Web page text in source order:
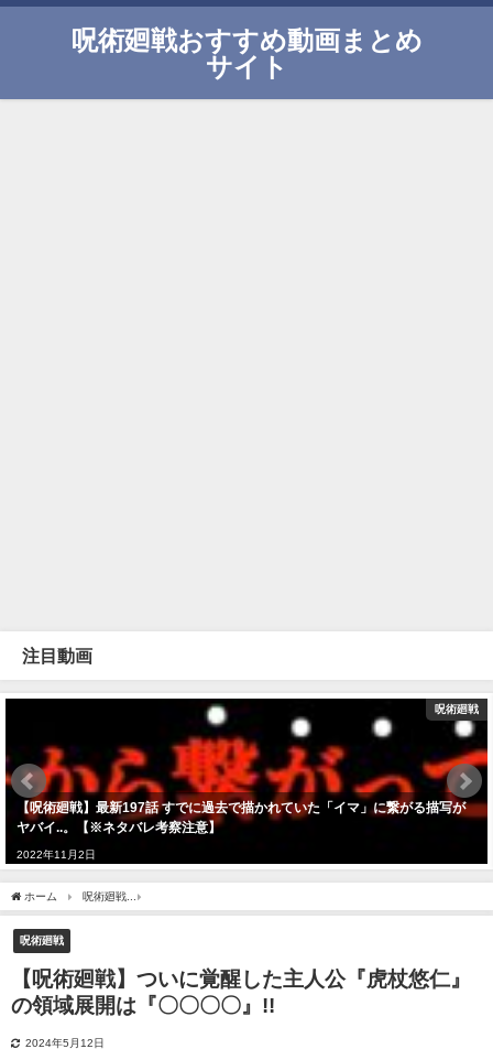
呪術廻戦おすすめ動画まとめ
サイト
注目動画
呪術廻戦
【呪術廻戦】最新197話 すでに過去で描かれていた「イマ」に繋がる描写が
ヤバイ..。【※ネタバレ考察注意】
2022年11月2日
ホーム 呪術廻戦
呪術廻戦
【呪術廻戦】ついに覚醒した主人公『虎杖悠仁』
の領域展開は『〇〇〇〇』!!
2024年5月12日